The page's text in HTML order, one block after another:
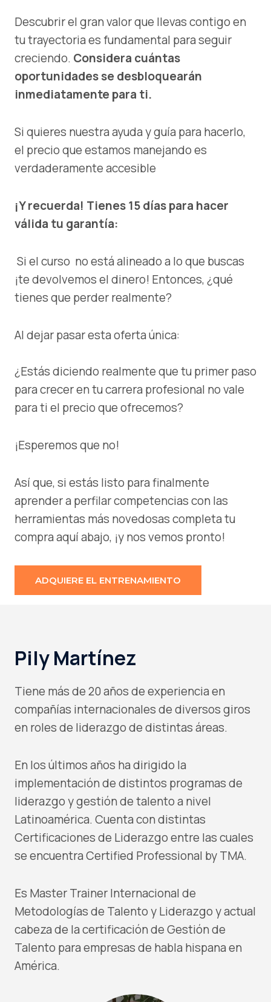
Descubrir el gran valor que llevas contigo en
tu trayectoria es fundamental para seguir
creciendo. Considera cuántas
oportunidades se desbloquearán
inmediatamente para ti.
Si quieres nuestra ayuda y guía para hacerlo,
el precio que estamos manejando es
verdaderamente accesible
¡Y recuerda! Tienes 15 días para hacer
válida tu garantía:
Si el curso no está alineado a lo que buscas
¡te devolvemos el dinero! Entonces, ¿qué
tienes que perder realmente?
Al dejar pasar esta oferta única:
¿Estás diciendo realmente que tu primer paso
para crecer en tu carrera profesional no vale
para ti el precio que ofrecemos?
¡Esperemos que no!
Así que, si estás listo para finalmente
aprender a perfilar competencias con las
herramientas más novedosas completa tu
compra aquí abajo, ¡y nos vemos pronto!
ADQUIERE EL ENTRENAMIENTO
Pily Martínez
Tiene más de 20 años de experiencia en
compañías internacionales de diversos giros
en roles de liderazgo de distintas áreas.
En los últimos años ha dirigido la
implementación de distintos programas de
liderazgo y gestión de talento a nivel
Latinoamérica. Cuenta con distintas
Certificaciones de Liderazgo entre las cuales
se encuentra Certified Professional by TMA.
Es Master Trainer Internacional de
Metodologías de Talento y Liderazgo y actual
cabeza de la certificación de Gestión de
Talento para empresas de habla hispana en
América.